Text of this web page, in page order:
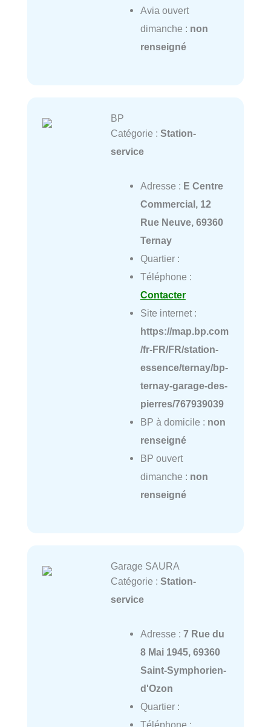
Avia ouvert
dimanche : non
renseigné
BP
Catégorie : Station-
service
Adresse : E Centre
Commercial, 12
Rue Neuve, 69360
Ternay
Quartier :
Téléphone :
Contacter
Site internet :
https://map.bp.com
/fr-FR/FR/station-
essence/ternay/bp-
ternay-garage-des-
pierres/767939039
BP à domicile : non
renseigné
BP ouvert
dimanche : non
renseigné
Garage SAURA
Catégorie : Station-
service
Adresse : 7 Rue du
8 Mai 1945, 69360
Saint-Symphorien-
d'Ozon
Quartier :
Téléphone :